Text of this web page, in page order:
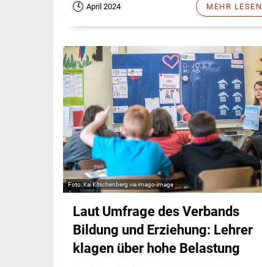
April 2024 MEHR LESEN
Kai Kitschenberg via imago-image
Laut Umfrage des Verbands
Bildung und Erziehung: Lehrer
klagen über hohe Belastung